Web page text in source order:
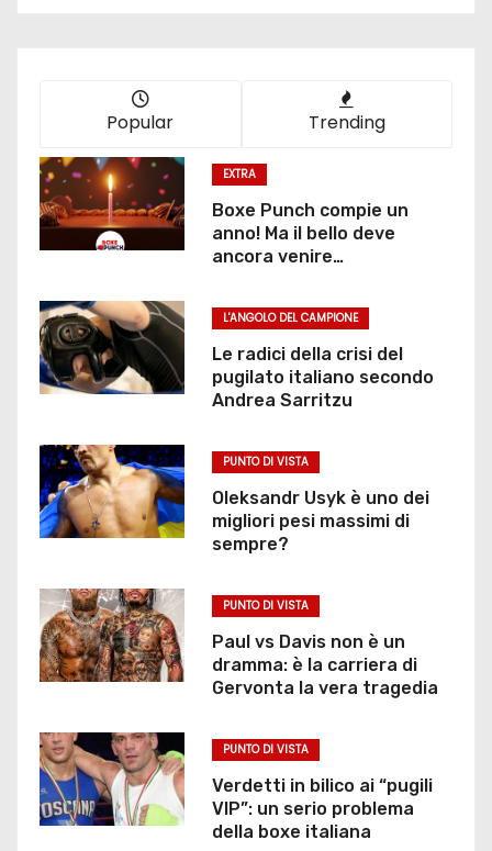
Popular Trending
EXTRA
Boxe Punch compie un
anno! Ma il bello deve
ancora venire…
L'ANGOLO DEL CAMPIONE
Le radici della crisi del
pugilato italiano secondo
Andrea Sarritzu
PUNTO DI VISTA
Oleksandr Usyk è uno dei
migliori pesi massimi di
sempre?
PUNTO DI VISTA
Paul vs Davis non è un
dramma: è la carriera di
Gervonta la vera tragedia
PUNTO DI VISTA
Verdetti in bilico ai “pugili
VIP”: un serio problema
della boxe italiana